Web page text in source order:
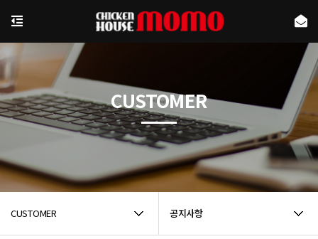
CUSTOMER 공지사항
CUSTOMER